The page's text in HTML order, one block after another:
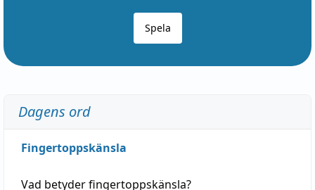
Spela
Dagens ord
Fingertoppskänsla
Vad betyderfingertoppskänsla?